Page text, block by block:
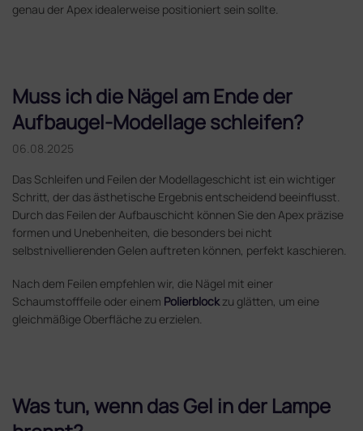
genau der Apex idealerweise positioniert sein sollte.
Muss ich die Nägel am Ende der
Aufbaugel-Modellage schleifen?
06.08.2025
Das Schleifen und Feilen der Modellageschicht ist ein wichtiger
Schritt, der das ästhetische Ergebnis entscheidend beeinflusst.
Durch das Feilen der Aufbauschicht können Sie den Apex präzise
formen und Unebenheiten, die besonders bei nicht
selbstnivellierenden Gelen auftreten können, perfekt kaschieren.
Nach dem Feilen empfehlen wir, die Nägel mit einer
Schaumstofffeile oder einem Polierblockzu glätten, um eine
gleichmäßige Oberfläche zu erzielen.
Was tun, wenn das Gel in der Lampe